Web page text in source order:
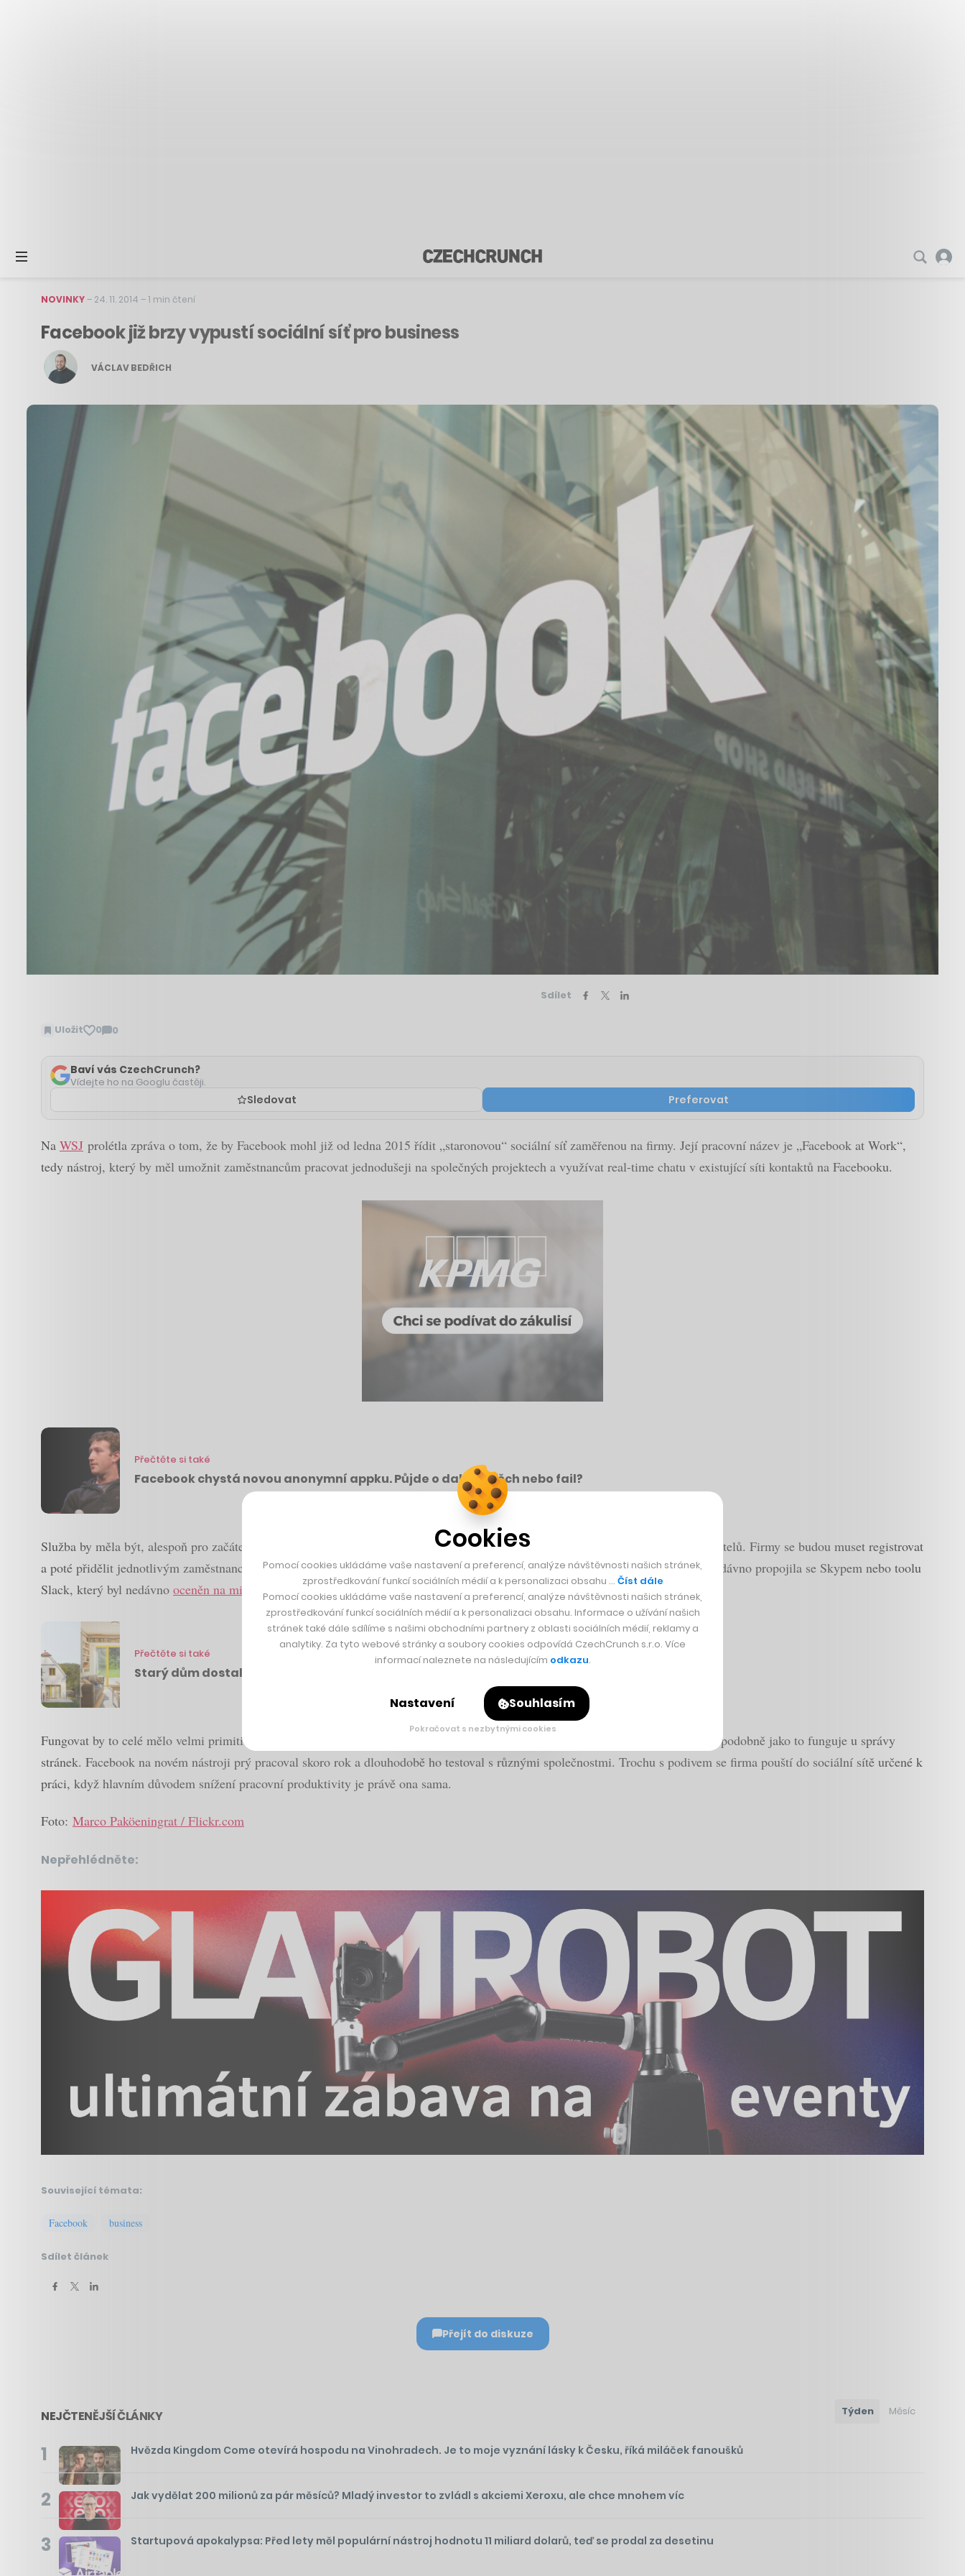
NOVINKY– 24. 11. 2014 –1 min čtení
Facebook již brzy vypustí sociální síť pro business
VÁCLAV BEDŘICH
Sdílet
Uložit 0 0
Zobrazit
Baví vás CzechCrunch?
Vídejte ho na Googlu častěji.
Sledovat Preferovat
Na WSJ prolétla zpráva o tom, že by Facebook mohl již od ledna 2015 řídit „staronovou“ sociální síť zaměřenou na firmy. Její pracovní název je „Facebook at Work“,
tedy nástroj, který by měl umožnit zaměstnancům pracovat jednodušeji na společných projektech a využívat real-time chatu v existující síti kontaktů na Facebooku.
Přečtěte si také
Facebook chystá novou anonymní appku. Půjde o další úspěch nebo fail?
Služba by měla být, alespoň pro začátek zcela zdarma a bez reklam, aby si Zuckerberg a spol. dokázali lépe udržet základnu uživatelů. Firmy se budou muset registrovat
a poté přidělit jednotlivým zaměstnancům přístup. Facebook se tak bude snažit konkurovat službě Lync od Microsoftu, která se nedávno propojila se Skypem nebo toolu
Slack, který byl nedávno oceněn na miliardu dolarů.
Přečtěte si také
Starý dům dostal nový interiér. Kuchyně se propojila se zahradou
Fungovat by to celé mělo velmi primitivně a dost dobře bude spousta informací propojená přímo s hlavním Facebookovým účtem, podobně jako to funguje u správy
stránek. Facebook na novém nástroji prý pracoval skoro rok a dlouhodobě ho testoval s různými společnostmi. Trochu s podivem se firma pouští do sociální sítě určené k
práci, když hlavním důvodem snížení pracovní produktivity je právě ona sama.
Foto: Marco Paköeningrat / Flickr.com
Nepřehlédněte:
Související témata:
Facebook business
Sdílet článek
Přejít do diskuze
NEJČTENĚJŠÍ ČLÁNKY Týden Měsíc
1 Hvězda Kingdom Come otevírá hospodu na Vinohradech. Je to moje vyznání lásky k Česku, říká miláček fanoušků
2 Jak vydělat 200 milionů za pár měsíců? Mladý investor to zvládl s akciemi Xeroxu, ale chce mnohem víc
3 Startupová apokalypsa: Před lety měl populární nástroj hodnotu 11 miliard dolarů, teď se prodal za desetinu
Cookies
Pomocí cookies ukládáme vaše nastavení a preferencí, analýze návštěvnosti našich stránek,
zprostředkování funkcí sociálních médií a k personalizaci obsahu … Číst dále
Pomocí cookies ukládáme vaše nastavení a preferencí, analýze návštěvnosti našich stránek,
zprostředkování funkcí sociálních médií a k personalizaci obsahu. Informace o užívání našich
stránek také dále sdílíme s našimi obchodními partnery z oblasti sociálních médií, reklamy a
analytiky. Za tyto webové stránky a soubory cookies odpovídá CzechCrunch s.r.o. Více
informací naleznete na následujícím odkazu.
Nastavení Souhlasím
Pokračovat s nezbytnými cookies